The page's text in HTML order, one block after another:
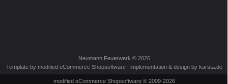
Neumann Feuerwerk © 2026
Template by modified eCommerce Shopsoftware | implementation & design by karsta.de
modified eCommerce Shopsoftware © 2009-2026